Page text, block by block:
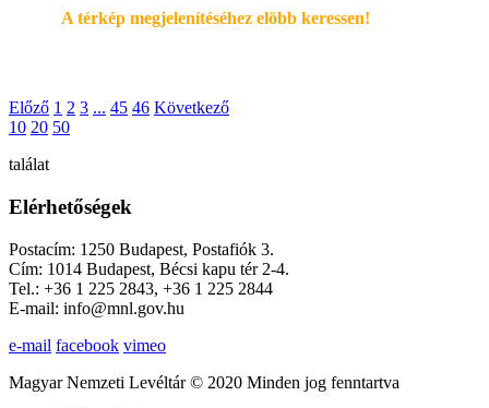
A térkép megjelenítéséhez elöbb keressen!
Előző 1 2 3 ... 45 46 Következő
10 20 50
találat
Elérhetőségek
Postacím: 1250 Budapest, Postafiók 3.
Cím: 1014 Budapest, Bécsi kapu tér 2-4.
Tel.: +36 1 225 2843, +36 1 225 2844
E-mail: info@mnl.gov.hu
e-mail facebook vimeo
Magyar Nemzeti Levéltár © 2020 Minden jog fenntartva